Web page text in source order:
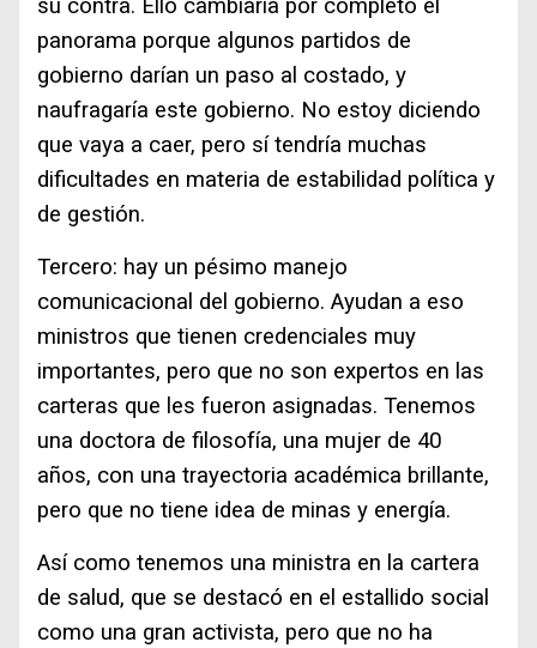
su contra. Ello cambiaría por completo el
panorama porque algunos partidos de
gobierno darían un paso al costado, y
naufragaría este gobierno. No estoy diciendo
que vaya a caer, pero sí tendría muchas
dificultades en materia de estabilidad política y
de gestión.
Tercero: hay un pésimo manejo
comunicacional del gobierno. Ayudan a eso
ministros que tienen credenciales muy
importantes, pero que no son expertos en las
carteras que les fueron asignadas. Tenemos
una doctora de filosofía, una mujer de 40
años, con una trayectoria académica brillante,
pero que no tiene idea de minas y energía.
Así como tenemos una ministra en la cartera
de salud, que se destacó en el estallido social
como una gran activista, pero que no ha